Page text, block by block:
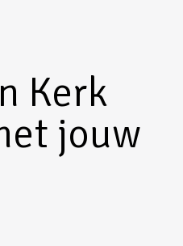
Kerk
jouw